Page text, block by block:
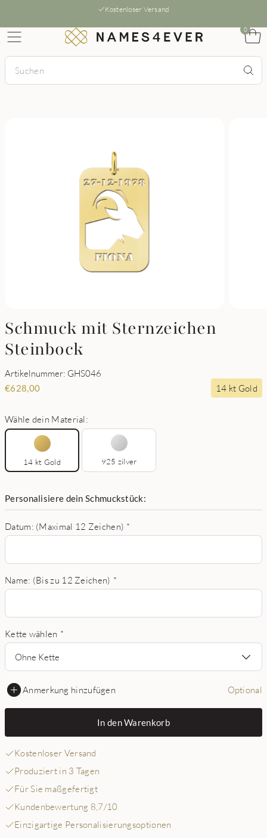
Kostenloser Versand
0
Schmuck mit Sternzeichen
Steinbock
Artikelnummer: GHS046
€628,00 14 kt Gold
Wähle dein Material:
14 kt Gold 925 zilver
Personalisiere dein Schmuckstück:
Datum: (Maximal 12 Zeichen) *
Name: (Bis zu 12 Zeichen) *
Kette wählen *
Ohne Kette
Anmerkung hinzufügen Optional
In den Warenkorb
Kostenloser Versand
Produziert in 3 Tagen
Für Sie maßgefertigt
Kundenbewertung 8,7/10
Einzigartige Personalisierungsoptionen